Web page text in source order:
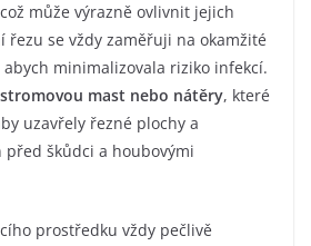
může výrazně ovlivnit jejich
řezu se vždy zaměřuji na okamžité
minimalizovala riziko infekcí.
mast nebo nátěry, které
uzavřely řezné plochy a
škůdci a houbovými
prostředku vždy pečlivě